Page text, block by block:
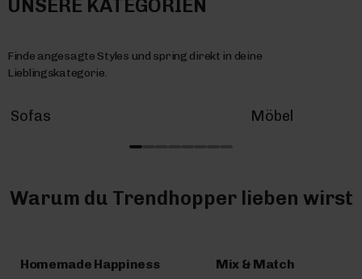
UNSERE KATEGORIEN
Finde angesagte Styles und spring direkt in deine
Lieblingskategorie.
Sofas Möbel
Warum du Trendhopper lieben wirst
Homemade Happiness Mix & Match